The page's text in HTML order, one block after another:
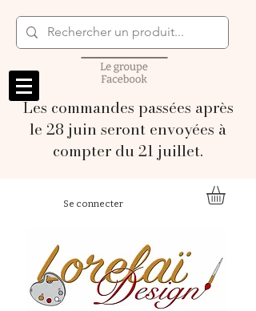
Les commandes passées après
le 28 juin seront envoyées à
compter du 21 juillet.
Se connecter